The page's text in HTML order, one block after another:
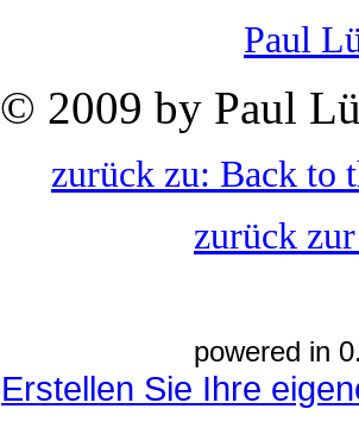
Paul
© 2009 by Paul
zurück zu: Back to
zurück
powered in
Erstellen Sie Ihre